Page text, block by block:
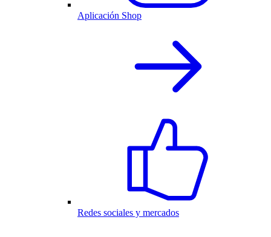
Aplicación Shop
Redes sociales y mercados